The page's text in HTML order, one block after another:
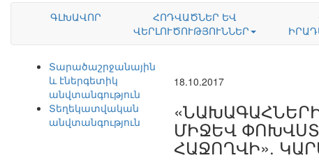
ԳԼԽԱՎՈՐ
ՀՈԴՎԱԾՆԵՐ ԵՎ
ՎԵՐԼՈՒԾՈՒԹՅՈՒՆՆԵՐ
Տարածաշրջանային
և էներգետիկ
անվտանգություն
Տեղեկատվական
անվտանգություն
18.10.2017
ՄԻՋԵՎ
ՀԱՋՈՂՎԻ».